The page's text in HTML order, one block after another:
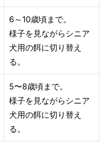
6～10歳頃まで。
様子を見ながらシニア
犬用の餌に切り替え
る。
5〜8歳頃まで。
様子を見ながらシニア
犬用の餌に切り替え
る。